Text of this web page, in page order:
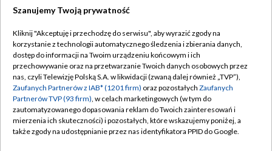
TVP
Abonament TVP
Emisja w TVP
Centrum informacji TVP
Naziemna Telewizja Cyfrowa
Regulamin TVP
Polityka prywatności
Moje zgody
Pomoc
Szanujemy Twoją prywatność
Kliknij "Akceptuję i przechodzę do serwisu", aby wyrazić zgody na
korzystanie z technologii automatycznego śledzenia i zbierania danych,
dostęp do informacji na Twoim urządzeniu końcowym i ich
przechowywanie oraz na przetwarzanie Twoich danych osobowych przez
nas, czyli Telewizję Polską S.A. w likwidacji (zwaną dalej również „TVP”),
Zaufanych Partnerów z IAB* (1201 firm) oraz pozostałych Zaufanych
Partnerów TVP (93 firm), w celach marketingowych (w tym do
zautomatyzowanego dopasowania reklam do Twoich zainteresowań i
mierzenia ich skuteczności) i pozostałych, które wskazujemy poniżej, a
także zgody na udostępnianie przez nas identyfikatora PPID do Google.